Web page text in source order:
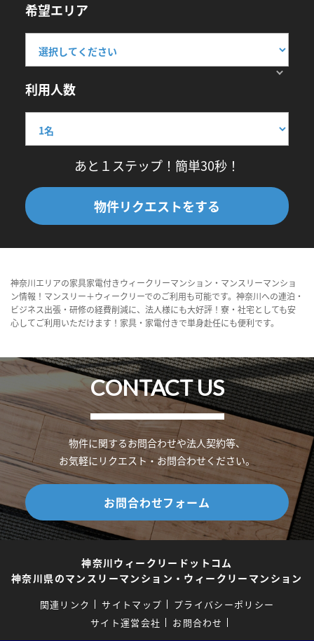
希望エリア
利用人数
あと１ステップ！簡単30秒！
物件リクエストをする
神奈川エリアの家具家電付きウィークリーマンション・マンスリーマンショ
ン情報！マンスリー＋ウィークリーでのご利用も可能です。神奈川への連泊・
ビジネス出張・研修の経費削減に、法人様にも大好評！寮・社宅としても安
心してご利用いただけます！家具・家電付きで単身赴任にも便利です。
CONTACT US
物件に関するお問合わせや法人契約等、
お気軽にリクエスト・お問合わせください。
お問合わせフォーム
神奈川ウィークリードットコム
神奈川県のマンスリーマンション・ウィークリーマンション
関連リンク サイトマップ
プライバシーポリシー
サイト運営会社
お問合わせ